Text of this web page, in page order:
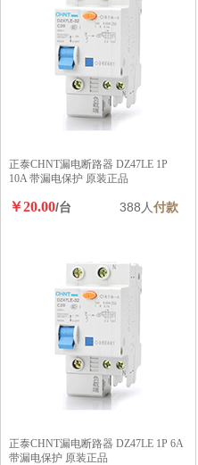
正泰CHNT漏电断路器 DZ47LE 1P
10A 带漏电保护 原装正品
￥20.00/台 388人付款
正泰CHNT漏电断路器 DZ47LE 1P 6A
带漏电保护 原装正品